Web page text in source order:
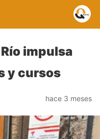
impulsa
y cursos
hace 3 meses